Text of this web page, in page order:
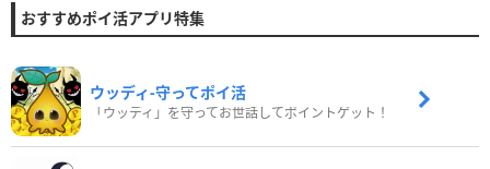
おすすめポイ活アプリ特集
ウッディ‐守ってポイ活
「ウッディ」を守ってお世話してポイントゲット！